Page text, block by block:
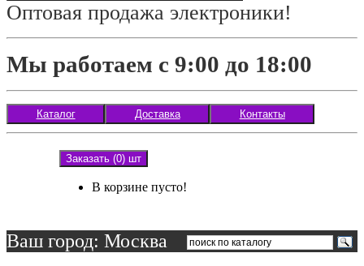
Оптовая продажа электроники!
Мы работаем с 9:00 до 18:00
Каталог Доставка Контакты
Заказать (0) шт
В корзине пусто!
Ваш город: Москва